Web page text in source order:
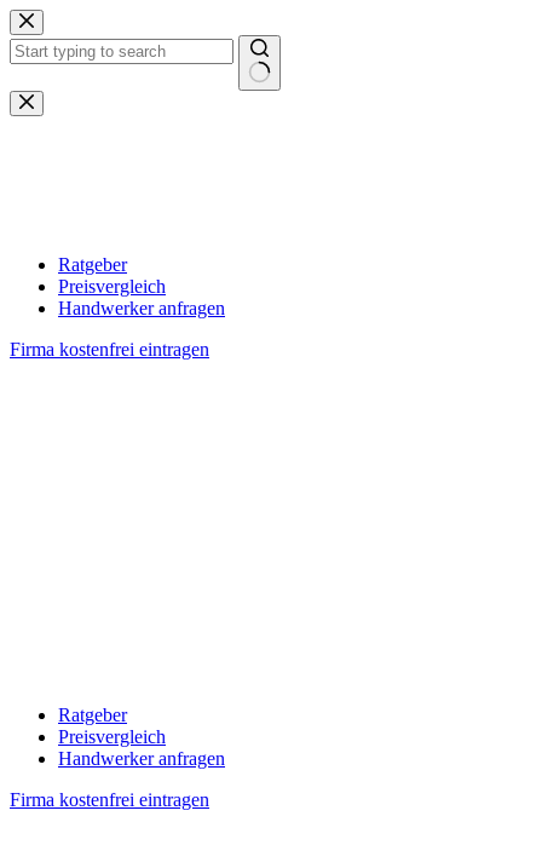
Zum
Inhalt
springen
Keine
Ergebnisse
Ratgeber
Preisvergleich
Handwerker anfragen
Firma kostenfrei eintragen
Ratgeber
Preisvergleich
Handwerker anfragen
Firma kostenfrei eintragen